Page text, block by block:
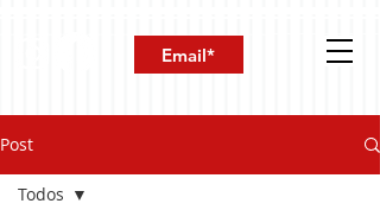
Post
Todos